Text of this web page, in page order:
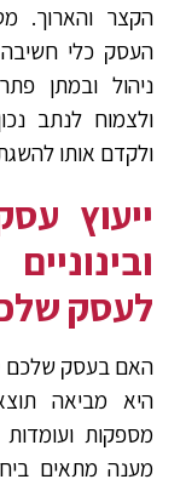
הקצר והארוך.
העסק כלי חשיבה
ניהול ובמתן
ולצמוח לנתב
ולקדם אותו
ייעוץ
לעסק
האם בעסק שלכם
היא מביאה
מספקות ועומדות
מענה מתאים